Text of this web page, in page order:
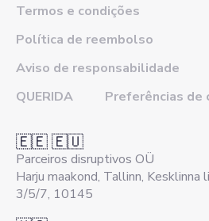
Termos e condições
Política de reembolso
Aviso de responsabilidade
QUERIDA
Preferências de
🇪🇪 🇪🇺
Parceiros disruptivos OÜ
Harju maakond, Tallinn, Kesklinna
3/5/7, 10145